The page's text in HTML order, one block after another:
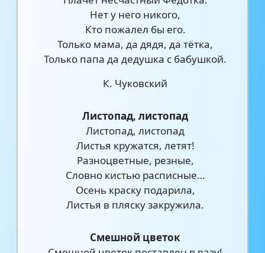
Нет у него никого,
Кто пожалел бы его.
Только мама, да дядя, да тётка,
Только папа да дедушка с бабушкой.
К. Чуковский
Листопад, листопад
Листопад, листопад
Листья кружатся, летят!
Разноцветные, резные,
Словно кистью расписные…
Осень краску подарила,
Листья в пляску закружила.
Смешной цветок